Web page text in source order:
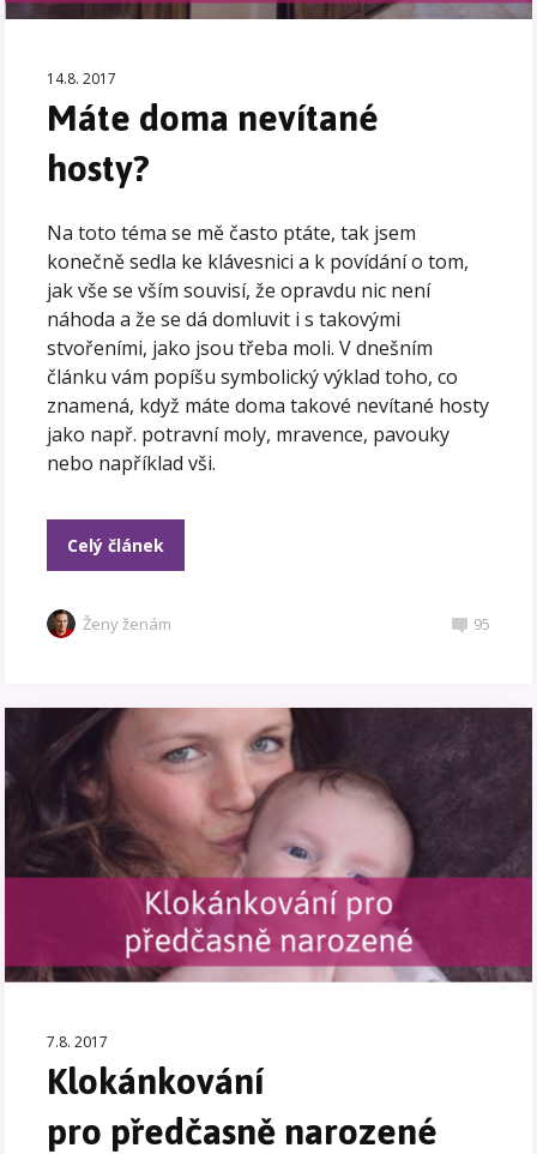
14.8. 2017
Máte doma nevítané
hosty?
Na toto téma se mě často ptáte, tak jsem
konečně sedla ke klávesnici a k povídání o tom,
jak vše se vším souvisí, že opravdu nic není
náhoda a že se dá domluvit i s takovými
stvořeními, jako jsou třeba moli. V dnešním
článku vám popíšu symbolický výklad toho, co
znamená, když máte doma takové nevítané hosty
jako např. potravní moly, mravence, pavouky
nebo například vši.
Celý článek
Ženy ženám 95
7.8. 2017
Klokánkování
pro předčasně narozené